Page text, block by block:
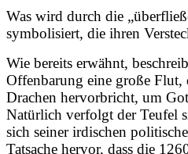
Was wird durch die
symbolisiert, die ihren
Wie bereits erwähnt,
Offenbarung eine große Flut,
Drachen hervorbricht, um
Natürlich verfolgt der Teufel
sich seiner irdischen
Tatsache hervor, dass die